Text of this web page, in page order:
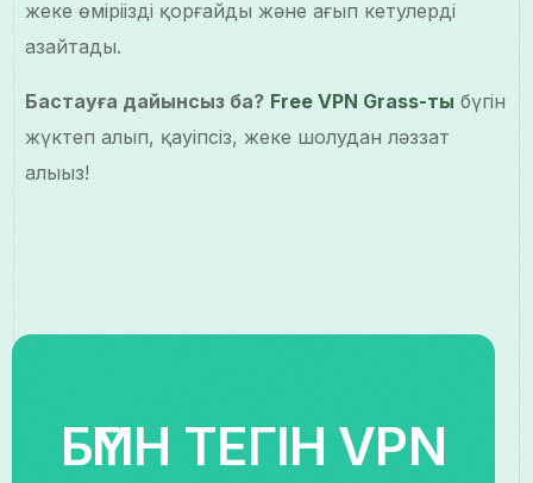
жеке өміріңізді қорғайды және ағып кетулерді
азайтады.
Бастауға дайынсыз ба? Free VPN Grass-ты бүгін
жүктеп алып, қауіпсіз, жеке шолудан ләззат
алыңыз!
БҮГІН ТЕГІН VPN